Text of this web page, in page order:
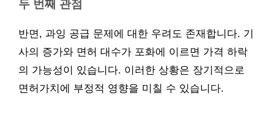
두 번째 관점
반면, 과잉 공급 문제에 대한 우려도 존재합니다. 기
사의 증가와 면허 대수가 포화에 이르면 가격 하락
의 가능성이 있습니다. 이러한 상황은 장기적으로
면허가치에 부정적 영향을 미칠 수 있습니다.